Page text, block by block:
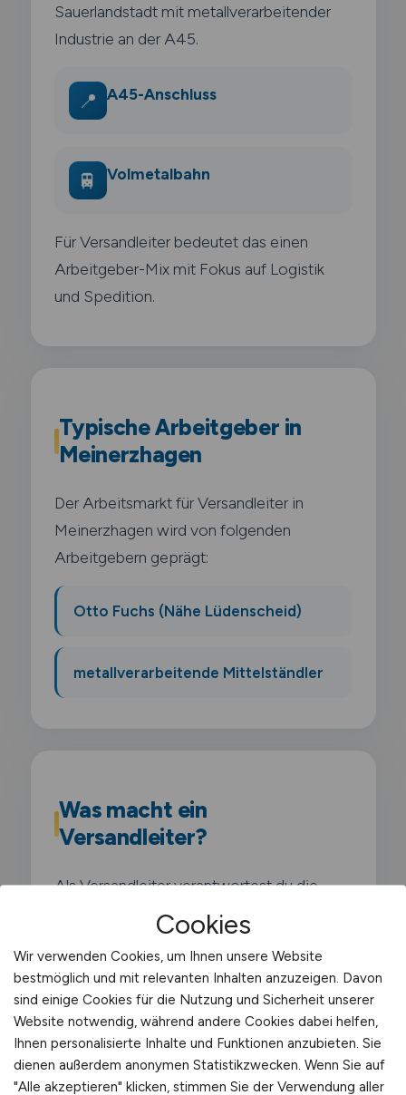
Sauerlandstadt mit metallverarbeitender
Industrie an der A45.
📍 A45-Anschluss
🚆 Volmetalbahn
Für Versandleiter bedeutet das einen
Arbeitgeber-Mix mit Fokus auf Logistik
und Spedition.
Typische Arbeitgeber in
Meinerzhagen
Der Arbeitsmarkt für Versandleiter in
Meinerzhagen wird von folgenden
Arbeitgebern geprägt:
Otto Fuchs (Nähe Lüdenscheid)
metallverarbeitende Mittelständler
Was macht ein
Versandleiter?
Als Versandleiter verantwortest du die
gesamte Versandabteilung eines
Unternehmens und führst ein Team von
Versandmitarbeitern. Du optimierst
Versandprozesse. verhandelst mit
Logistikdienstleistern und stellst die
pünktliche Auslieferung sicher.
Cookies
Wir verwenden Cookies, um Ihnen unsere Website
bestmöglich und mit relevanten Inhalten anzuzeigen. Davon
sind einige Cookies für die Nutzung und Sicherheit unserer
Website notwendig, während andere Cookies dabei helfen,
Ihnen personalisierte Inhalte und Funktionen anzubieten. Sie
dienen außerdem anonymen Statistikzwecken. Wenn Sie auf
"Alle akzeptieren" klicken, stimmen Sie der Verwendung aller